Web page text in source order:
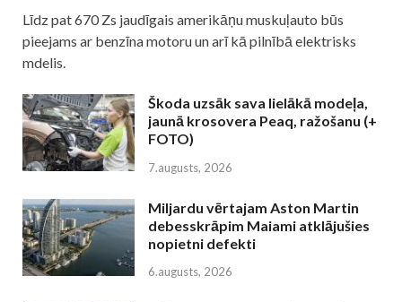
Līdz pat 670 Zs jaudīgais amerikāņu muskuļauto būs
pieejams ar benzīna motoru un arī kā pilnībā elektrisks
mdelis.
Škoda uzsāk sava lielākā modeļa,
jaunā krosovera Peaq, ražošanu (+
FOTO)
7.augusts, 2026
Miljardu vērtajam Aston Martin
debesskrāpim Maiami atklājušies
nopietni defekti
6.augusts, 2026